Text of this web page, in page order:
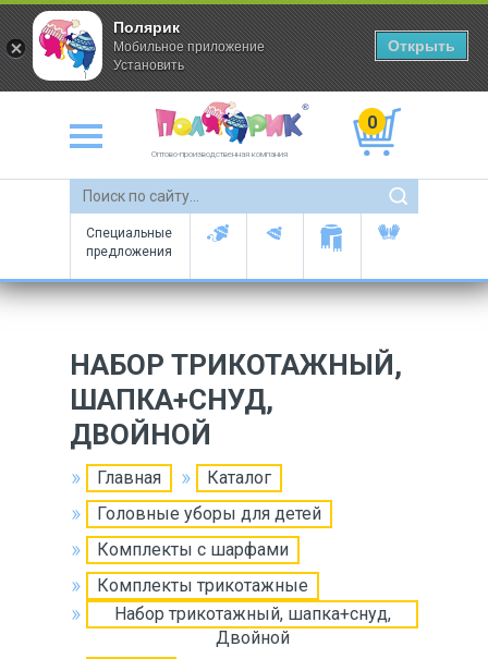
Оптово-производственная компания
0
Специальные
предложения
НАБОР ТРИКОТАЖНЫЙ,
ШАПКА+СНУД,
ДВОЙНОЙ
Главная
Каталог
Головные уборы для детей
Комплекты с шарфами
Комплекты трикотажные
Набор трикотажный, шапка+снуд,
Двойной
Полярик
Мобильное приложение
Установить
Открыть